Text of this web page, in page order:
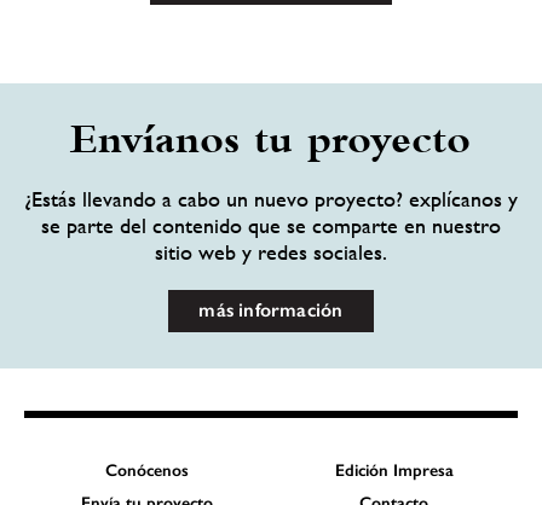
Envíanos tu proyecto
¿Estás llevando a cabo un nuevo proyecto? explícanos y
se parte del contenido que se comparte en nuestro
sitio web y redes sociales.
más información
Conócenos
Edición Impresa